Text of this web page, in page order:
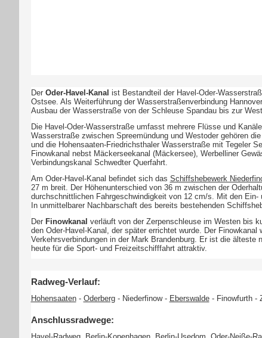
Der Oder-Havel-Kanal ist Bestandteil der Havel-Oder-
Ostsee. Als Weiterführung der Wasserstraßenverbindung
Ausbau der Wasserstraße von der Schleuse Spandau bis zur
Die Havel-Oder-Wasserstraße umfasst mehrere Flüsse und
Wasserstraße zwischen Spreemündung und Westoder gehören
und die Hohensaaten-Friedrichsthaler Wasserstraße mit Tegeler
Finowkanal nebst Mäckerseekanal (Mäckersee), Werbelliner
Verbindungskanal Schwedter Querfahrt.
Am Oder-Havel-Kanal befindet sich das Schiffshebewerk
27 m breit. Der Höhenunterschied von 36 m zwischen der
durchschnittlichen Fahrgeschwindigkeit von 12 cm/s. Mit den
In unmittelbarer Nachbarschaft des bereits bestehenden
Der Finowkanal verläuft von der Zerpenschleuse im Westen bis
den Oder-Havel-Kanal, der später errichtet wurde. Der
Verkehrsverbindungen in der Mark Brandenburg. Er ist die
heute für die Sport- und Freizeitschifffahrt attraktiv.
Radweg-Verlauf:
Hohensaaten- Oderberg- Niederfinow - Eberswalde- Finowfurth -
Anschlussradwege: